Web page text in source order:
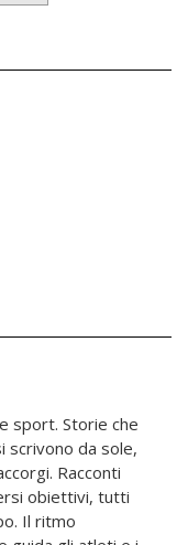
sport. Storie che
scrivono da sole,
Racconti
obiettivi, tutti
Il ritmo